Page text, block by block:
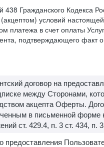
438 Гражданского Кодекса
условий
платежа в счет оплаты
подтверждающего факт
договор на
между Сторонами,
акцепта Оферты.
в письменной форме
ст. 429.4, п. 3 ст. 434, п.
предоставления